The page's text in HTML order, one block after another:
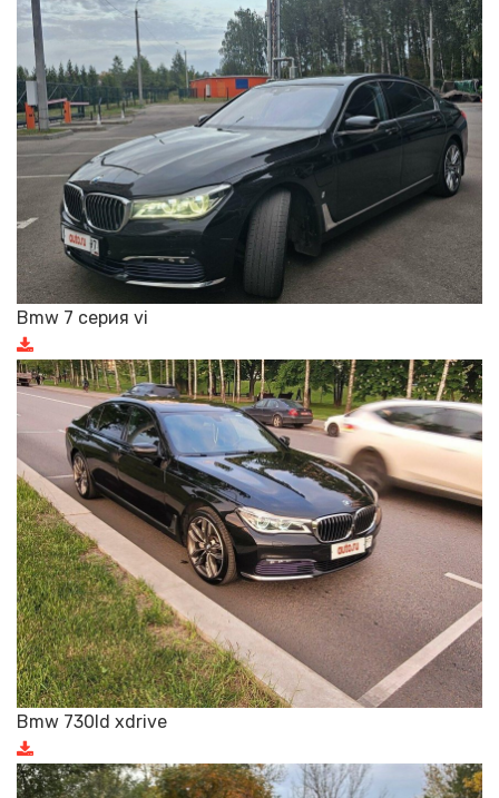
Bmw 7 серия vi
Bmw 730ld xdrive